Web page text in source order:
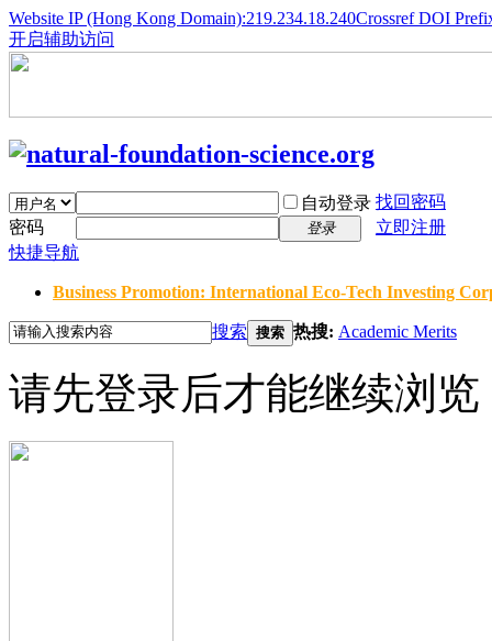
Website IP (Hong Kong Domain):219.234.18.240Crossref DOI
开启辅助访问
自动登录 找回密码
密码
登录
立即注册
快捷导航
Business Promotion: International Eco-Tech Investing
搜索 搜索 热搜: Academic Merits
请先登录后才能继续浏览